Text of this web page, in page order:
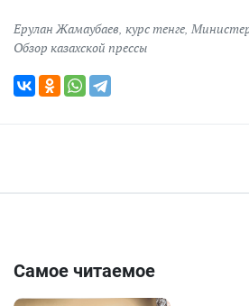
Ерулан Жамаубаев, курс тенге,
Обзор казахской прессы
Самое читаемое